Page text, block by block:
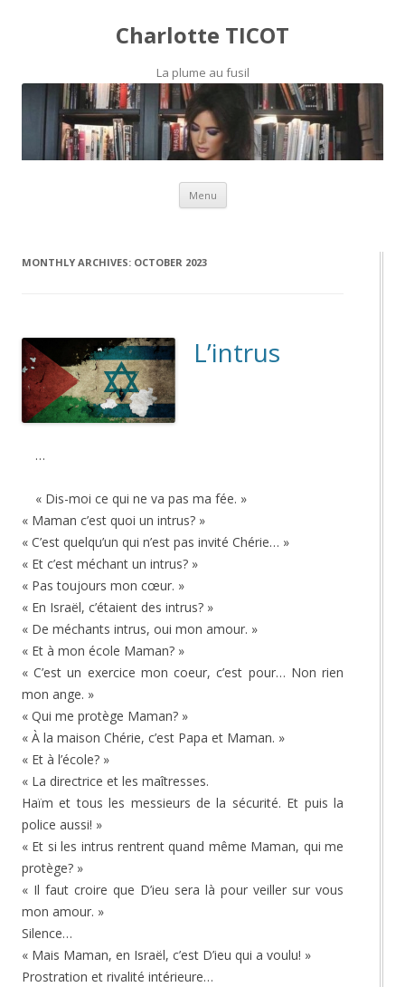
Charlotte TICOT
La plume au fusil
Menu Skip to content
MONTHLY ARCHIVES: OCTOBER 2023
L’intrus
…
« Dis-moi ce qui ne va pas ma fée. »
« Maman c’est quoi un intrus? »
« C’est quelqu’un qui n’est pas invité Chérie… »
« Et c’est méchant un intrus? »
« Pas toujours mon cœur. »
« En Israël, c’étaient des intrus? »
« De méchants intrus, oui mon amour. »
« Et à mon école Maman? »
« C’est un exercice mon coeur, c’est pour… Non rien
mon ange. »
« Qui me protège Maman? »
« À la maison Chérie, c’est Papa et Maman. »
« Et à l’école? »
« La directrice et les maîtresses.
Haïm et tous les messieurs de la sécurité. Et puis la
police aussi! »
« Et si les intrus rentrent quand même Maman, qui me
protège? »
« Il faut croire que D’ieu sera là pour veiller sur vous
mon amour. »
Silence…
« Mais Maman, en Israël, c’est D’ieu qui a voulu! »
Prostration et rivalité intérieure…